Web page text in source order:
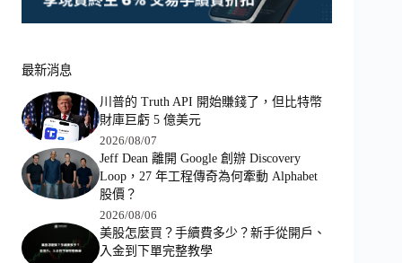
最新消息
川普的 Truth API 開始賺錢了，但比特幣
財庫巨虧 5 億美元
2026/08/07
Jeff Dean 離開 Google 創辦 Discovery
Loop，27 年工程傳奇為何牽動 Alphabet
股價？
2026/08/06
美股怎麼買？手續費多少？新手從開戶、
入金到下單完整教學